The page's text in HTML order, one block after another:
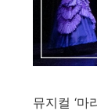
뮤지컬 ‘마